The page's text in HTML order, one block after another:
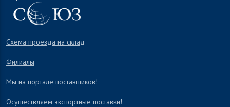
Схема проезда на склад
Филиалы
Мы на портале поставщиков!
Осуществляем экспортные поставки!